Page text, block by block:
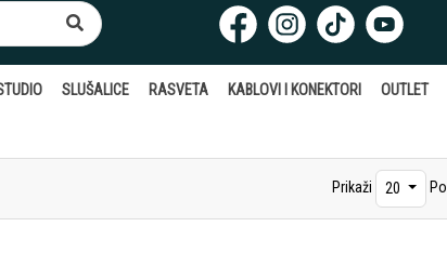
SLUŠALICE RASVETA KABLOVI I KONEKTORI OUTLET
Prikaži 20